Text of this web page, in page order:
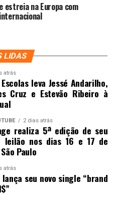
estreia na Europa com
LIDAS
atrás
leva Jessé Andarilho,
Cruz e Estevão Ribeiro à
2 dias atrás
realiza 5ª edição de seu
leilão nos dias 16 e 17 de
Paulo
atrás
lança seu novo single “brand